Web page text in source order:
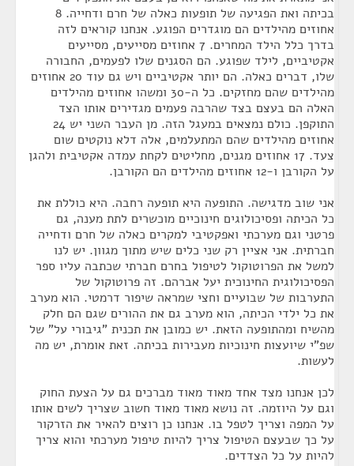
בכיתה ואת הפגיעה של תופעות כאלה של חרם ודחייה. 8
אחוזים מהילדים הם מוגדרים הפוגע. אנחנו קוראים לזה
בדרך כלל הילד המחרים. 7 אחוזים מסייעים, מסייעים
אקטיביים, לילד שפוגע. הם הסגנים שלו לפעמים, החבורה
שלו, דברים כאלה. הם יותר אקטיביים ויש גם עוד 20 אחוזים
מהילדים שהם מחזקים. כל ה-30 ומשהו אחוזים מהילדים
האלה הם בעצם בצד שהרבה פעמים מגדירים אותו הצד
התוקפן. כולם נמצאים במעגל הזה. מן העבר השני יש 24
אחוזים מהילדים שהם המתעלמים, אלה דלא נוקטים שום
צעד. 17 אחוזים מגנים, מחליטים לקחת עמדה אקטיבית ולהגן
על הקורבן ו-12 אחוזים מהילדים הם הקורבן.
אני שוב מדגישה. התופעה היא תופעה רחבה. היא כוללת את
כל הכיתה ופסיכולוגים חינוכיים מוכשרים לתת מענה, גם
פרטני וגם מערכתי ואפקטיבי למקרים כאלה של חרם ודחייה
חברתית. אני אציין רק שני כלים שיש מתוך מגוון. יש לנו
למשל את הפרוטוקול לטיפול בחרם חברתי שכתבה עליו ספר
הפסיכולוגית החינוכית יעל אברהם. זה פרוטוקול של
התערבות של שבועיים וחצי שמראה שיפור דרמטי. הוא מערב
את כל ילדי הכיתה, הוא מערב גם את ההורים שגם הם חלק
מהשיח ומהתופעה הזאת. יש כמובן את תכנית "גיבורי על" של
שפ"י שיועצות חינוכיות מעבירות בכיתה. זאת אומרת, יש מה
לעשות.
לכן אנחנו מצד אחד מאוד מאוד מברכים גם על הצעת החוק
וגם על היוזמה. זה נושא מאוד מאוד חשוב שצריך לשים אותו
על המפה וצריך לטפל בו. אנחנו כן רוצים להאיר את הזרקור
על כך שבעצם הטיפול צריך להיות טיפול מערכתי והוא צריך
להיות על כל הצדדים.